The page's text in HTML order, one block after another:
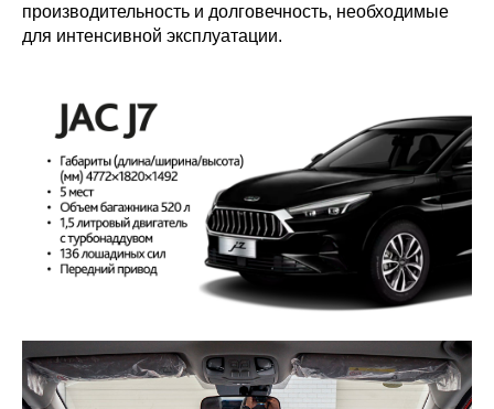
производительность и долговечность, необходимые
для интенсивной эксплуатации.